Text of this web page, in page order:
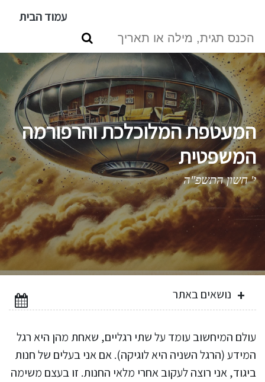
לתוכן
עמוד הבית
המעטפת המלוכלכת והרפורמה
המשפטית
י' חשון התשפ"ה
נושאים באתר
עולם המיחשוב עומד על שתי רגליים, שאחת מהן היא רגל
המידע (הרגל השניה היא לוגיקה). אם אני בעלים של חנות
ביגוד, אני רוצה לעקוב אחרי מלאי החנות. זו בעצם משימה